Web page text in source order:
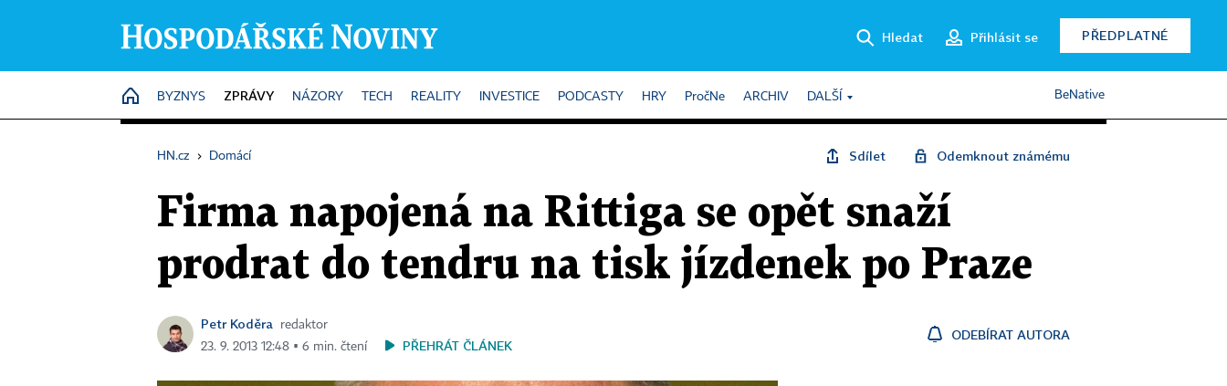
Hledat Přihlásit se PŘEDPLATNÉ
HOME
BYZNYS ZPRÁVY NÁZORY TECH REALITY INVESTICE PODCASTY HRY PročNe ARCHIV DALŠÍ BeNative
HN.cz › Domácí Sdílet Odemknout známému
Firma napojená na Rittiga se opět snaží
prodrat do tendru na tisk jízdenek po Praze
Petr Koděra
redaktor
23. 9. 2013 12:48 ▪ 6 min. čtení
PŘEHRÁT ČLÁNEK
ODEBÍRAT AUTORA